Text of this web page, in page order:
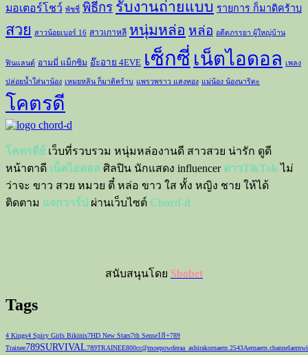
มอเตอร์โชว์ พัชชี่ พิธีกร รับงานถ่ายแบบ รายการ ก็มาดิคร้าบ
สวย สาวน้อยเบอร์ 16 สาวเกาหลี หนุ่มหล่อ หล่อ อดีตภรรยา ผู้ใหญ่บ้าน
ฟินแลนด์ อามมี่ แม็กซิม อ๊ะอาย 4EVE เซ็กซี่ เน็ตไอดอล เพลง
ปล่อยน้ำใส่นาน้อง เหมยหลิน ก็มาดิคร้าบ แพรวพราว แสงทอง แม่น้อง น้องนาริตะ
โคตรดี
โคตรดีย์ เว็บที่รวบรวม หนุ่มหล่องานดี สาวสวย น่ารัก ดูดี
หน้าตาดี เน็ตไอดอล ศิลปิน นักแสดง influencer ดาวTikTok ไม่
ว่าจะ ขาว สวย หมวย ตี๋ หล่อ ขาว ใส ทั้ง หญิง ชาย ให้ได้
ติดตาม แจกวาร์ป ผ่านเว็บไซต์ Chord-d
สนับสนุนโดย Sbobet
Tags
4 Kings4 Spicy Girls Bikinis7HD New Stars7th Sense18+789
Trainee789SURVIVAL789TRAINEE800cc@moepowderaa_ashirakornaern.2543Aernaern.channel